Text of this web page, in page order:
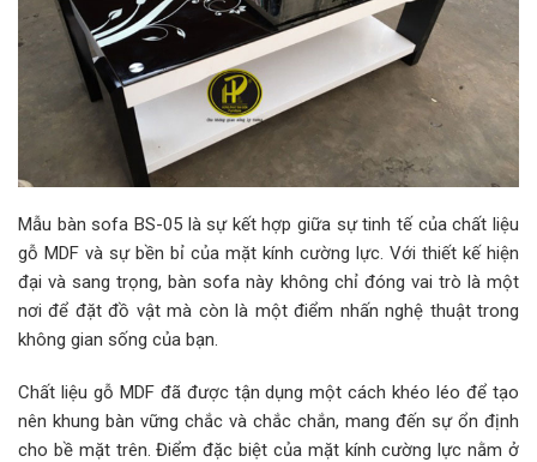
Mẫu bàn sofa BS-05 là sự kết hợp giữa sự tinh tế của chất liệu
gỗ MDF và sự bền bỉ của mặt kính cường lực. Với thiết kế hiện
đại và sang trọng, bàn sofa này không chỉ đóng vai trò là một
nơi để đặt đồ vật mà còn là một điểm nhấn nghệ thuật trong
không gian sống của bạn.
Chất liệu gỗ MDF đã được tận dụng một cách khéo léo để tạo
nên khung bàn vững chắc và chắc chắn, mang đến sự ổn định
cho bề mặt trên. Điểm đặc biệt của mặt kính cường lực nằm ở